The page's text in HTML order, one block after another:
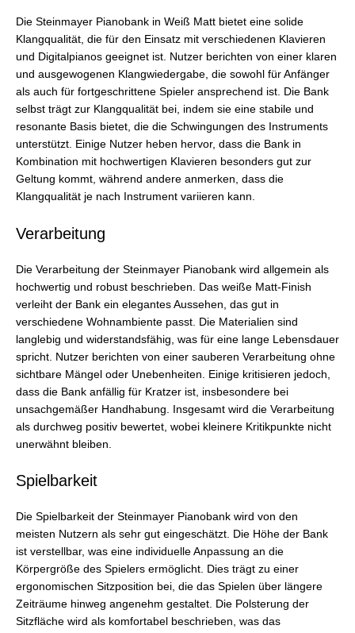
Die Steinmayer Pianobank in Weiß Matt bietet eine solide
Klangqualität, die für den Einsatz mit verschiedenen Klavieren
und Digitalpianos geeignet ist. Nutzer berichten von einer klaren
und ausgewogenen Klangwiedergabe, die sowohl für Anfänger
als auch für fortgeschrittene Spieler ansprechend ist. Die Bank
selbst trägt zur Klangqualität bei, indem sie eine stabile und
resonante Basis bietet, die die Schwingungen des Instruments
unterstützt. Einige Nutzer heben hervor, dass die Bank in
Kombination mit hochwertigen Klavieren besonders gut zur
Geltung kommt, während andere anmerken, dass die
Klangqualität je nach Instrument variieren kann.
Verarbeitung
Die Verarbeitung der Steinmayer Pianobank wird allgemein als
hochwertig und robust beschrieben. Das weiße Matt-Finish
verleiht der Bank ein elegantes Aussehen, das gut in
verschiedene Wohnambiente passt. Die Materialien sind
langlebig und widerstandsfähig, was für eine lange Lebensdauer
spricht. Nutzer berichten von einer sauberen Verarbeitung ohne
sichtbare Mängel oder Unebenheiten. Einige kritisieren jedoch,
dass die Bank anfällig für Kratzer ist, insbesondere bei
unsachgemäßer Handhabung. Insgesamt wird die Verarbeitung
als durchweg positiv bewertet, wobei kleinere Kritikpunkte nicht
unerwähnt bleiben.
Spielbarkeit
Die Spielbarkeit der Steinmayer Pianobank wird von den
meisten Nutzern als sehr gut eingeschätzt. Die Höhe der Bank
ist verstellbar, was eine individuelle Anpassung an die
Körpergröße des Spielers ermöglicht. Dies trägt zu einer
ergonomischen Sitzposition bei, die das Spielen über längere
Zeiträume hinweg angenehm gestaltet. Die Polsterung der
Sitzfläche wird als komfortabel beschrieben, was das